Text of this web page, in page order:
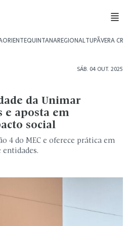
ORIENTEQUINTANAREGIONALTUPÃVERA CRUZ
SÁB. 04 OUT. 2025
da Unimar
e aposta em
social
4 do MEC e oferece prática em
entidades.